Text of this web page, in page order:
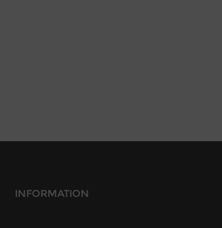
INFORMATION